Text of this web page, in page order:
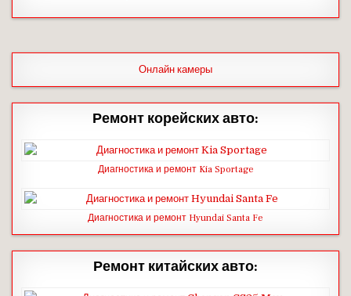
Онлайн камеры
Ремонт корейских авто:
Диагностика и ремонт Kia Sportage
Диагностика и ремонт Hyundai Santa Fe
Ремонт китайских авто: